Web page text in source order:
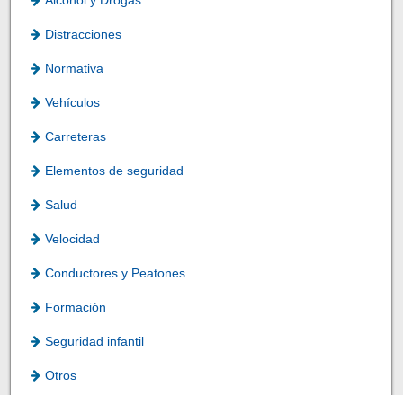
Distracciones
Normativa
Vehículos
Carreteras
Elementos de seguridad
Salud
Velocidad
Conductores y Peatones
Formación
Seguridad infantil
Otros